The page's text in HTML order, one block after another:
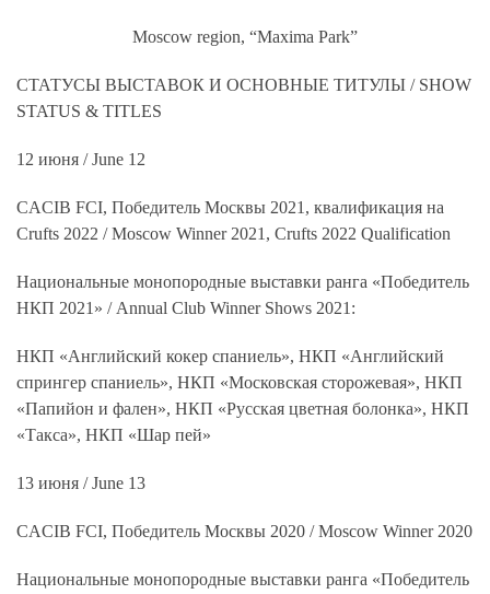
Moscow region, “Maxima Park”
СТАТУСЫ ВЫСТАВОК И ОСНОВНЫЕ ТИТУЛЫ / SHOW
STATUS & TITLES
12 июня / June 12
CACIB FCI, Победитель Москвы 2021, квалификация на
Crufts 2022 / Moscow Winner 2021, Crufts 2022 Qualification
Национальные монопородные выставки ранга «Победитель
НКП 2021» / Annual Club Winner Shows 2021:
НКП «Английский кокер спаниель», НКП «Английский
спрингер спаниель», НКП «Московская сторожевая», НКП
«Папийон и фален», НКП «Русская цветная болонка», НКП
«Такса», НКП «Шар пей»
13 июня /June 13
CACIB FCI, Победитель Москвы 2020 /Moscow Winner2020
Национальные монопородные выставки ранга «Победитель